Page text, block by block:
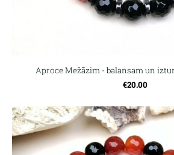
Aproce Mežāzim - balansam un
€20.00